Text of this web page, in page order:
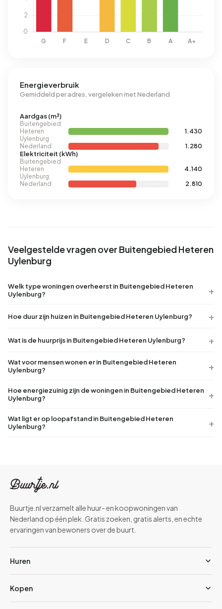
Energieverbruik
Gemiddeld per adres, vergeleken met Nederland
Aardgas (m³)
Buitengebied
Heteren
Uylenburg
1.430
Nederland
1.280
Elektriciteit (kWh)
Buitengebied
Heteren
Uylenburg
4.140
Nederland
2.810
Veelgestelde vragen over Buitengebied Heteren
Uylenburg
Welk type woningen overheerst in Buitengebied Heteren
Uylenburg?
Hoe duur zijn huizen in Buitengebied Heteren Uylenburg?
Wat is de huurprijs in Buitengebied Heteren Uylenburg?
Wat voor mensen wonen er in Buitengebied Heteren
Uylenburg?
Hoe energiezuinig zijn de woningen in Buitengebied Heteren
Uylenburg?
Wat ligt er op loopafstand in Buitengebied Heteren
Uylenburg?
Buurtje.nl verzamelt alle huur- en koopwoningen van
Nederland op één plek. Gratis zoeken, gratis alerts, en echte
ervaringen van bewoners over de buurt.
Huren
Kopen